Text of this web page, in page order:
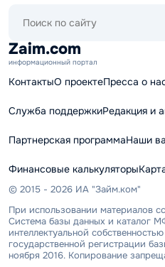
сайту
Zaim.com
информационный портал
КонтактыО проектеПресса о
Служба поддержкиРедакция и
Партнерская программаНаши
Финансовые калькуляторы
© 2015 - 2026 ИА "Займ.ком"
При использовании материалов
Система базы данных и каталог
интеллектуальной
государственной регистрации
ноября 2016. Копирование